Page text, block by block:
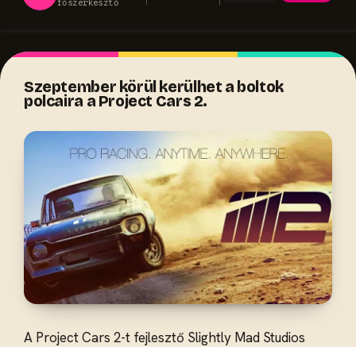
főszerkesztő
Szeptember körül kerülhet a boltok
polcaira a Project Cars 2.
A Project Cars 2-t fejlesztő Slightly Mad Studios